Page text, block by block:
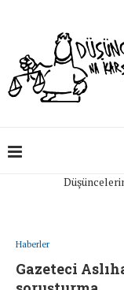
Haberler
Gazeteci